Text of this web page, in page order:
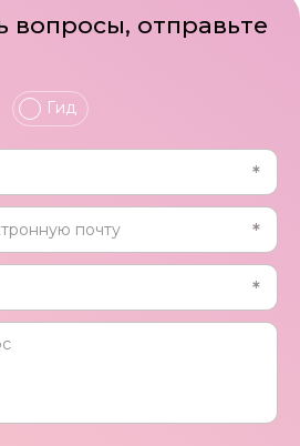
вопросы, отправьте
Гид